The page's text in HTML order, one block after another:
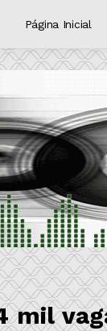
Página Inicial
mil